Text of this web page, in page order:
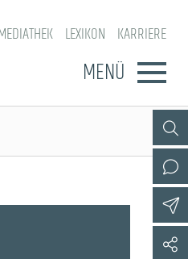
LEXIKON KARRIERE
MENÜ